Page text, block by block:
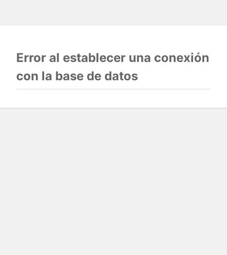
Error al establecer una conexión
con la base de datos